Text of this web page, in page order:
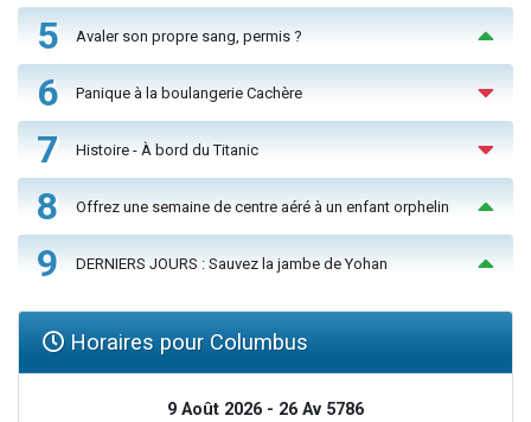
5 Avaler son propre sang, permis ?
6 Panique à la boulangerie Cachère
7 Histoire - À bord du Titanic
8 Offrez une semaine de centre aéré à un enfant orphelin
9 DERNIERS JOURS : Sauvez la jambe de Yohan
Horaires pour Columbus
9 Août 2026 - 26 Av 5786